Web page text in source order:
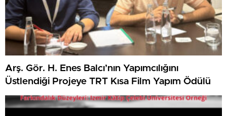
Arş. Gör. H. Enes Balcı’nın Yapımcılığını
Üstlendiği Projeye TRT Kısa Film Yapım Ödülü